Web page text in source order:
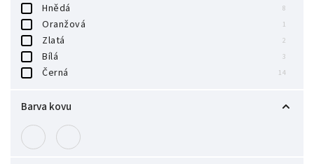
Hnědá 8
Oranžová 1
Zlatá 2
Bílá 3
Černá 14
Barva kovu